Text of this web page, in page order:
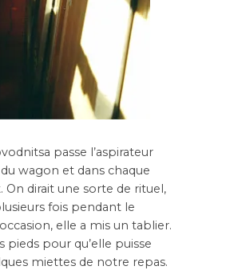
passe l’aspirateur
wagon et dans chaque
dirait une sorte de rituel,
fois pendant le
elle a mis un tablier.
pieds pour qu’elle puisse
miettes de notre repas.